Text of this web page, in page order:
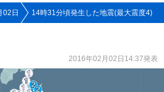
02日 14時31分頃発生した地震(最大震度4)
2016年02月02日14:37発表